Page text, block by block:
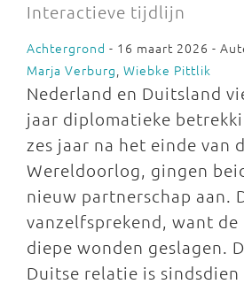
Interactieve tijdlijn
Achtergrond - 16 maart 2026 -
Marja Verburg, Wiebke Pittlik
Nederland en Duitsland
jaar diplomatieke
zes jaar na het einde van
Wereldoorlog, gingen
nieuw partnerschap aan.
vanzelfsprekend, want
diepe wonden geslagen.
Duitse relatie is